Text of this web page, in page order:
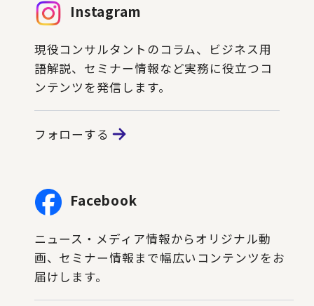
Instagram
現役コンサルタントのコラム、ビジネス用
語解説、セミナー情報など実務に役立つコ
ンテンツを発信します。
フォローする
Facebook
ニュース・メディア情報からオリジナル動
画、セミナー情報まで幅広いコンテンツをお
届けします。